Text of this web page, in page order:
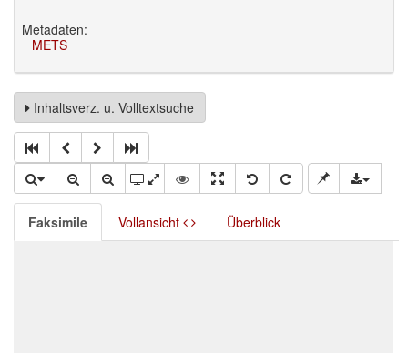
Metadaten:
METS
Inhaltsverz. u. Volltextsuche
Faksimile Vollansicht Überblick